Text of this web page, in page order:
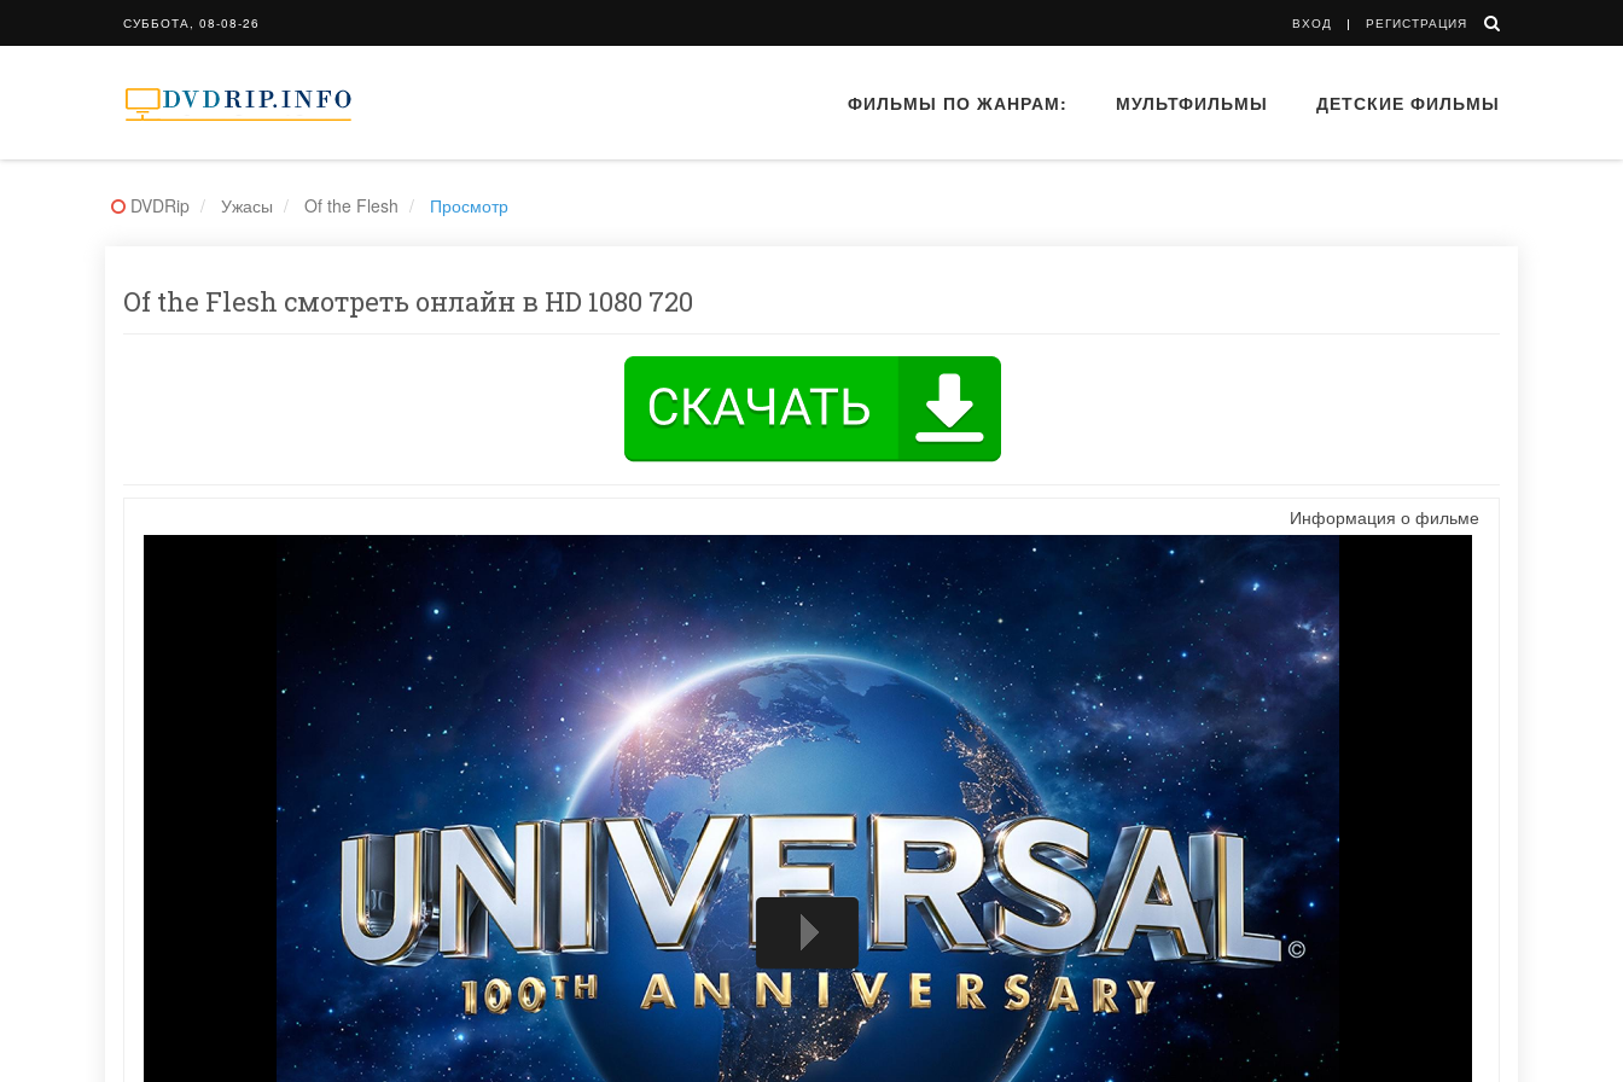
СУББОТА, 08-08-26 ВХОД РЕГИСТРАЦИЯ
ФИЛЬМЫ ПО ЖАНРАМ: МУЛЬТФИЛЬМЫ ДЕТСКИЕ ФИЛЬМЫ
DVDRip Ужасы Of the Flesh Просмотр
Of the Flesh смотреть онлайн в HD 1080 720
Информация о фильме